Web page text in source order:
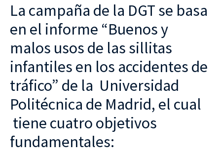
La campaña de la DGT se basa
en el informe “Buenos y
malos usos de las sillitas
infantiles en los accidentes de
tráfico” de la Universidad
Politécnica de Madrid, el cual
tiene cuatro objetivos
fundamentales: